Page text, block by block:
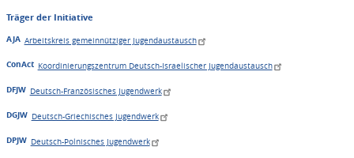
Träger der Initiative
AJA Arbeitskreis gemeinnütziger Jugendaustausch
ConAct Koordinierungszentrum Deutsch-Israelischer Jugendaustausch
DFJW Deutsch-Französisches Jugendwerk
DGJW Deutsch-Griechisches Jugendwerk
DPJW Deutsch-Polnisches Jugendwerk